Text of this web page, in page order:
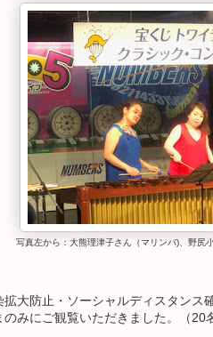
写真左から：大熊理津子さん（マリンバ)、野尻
拡大防止・ソーシャルディスタン
のみにご観覧いただきました。（20